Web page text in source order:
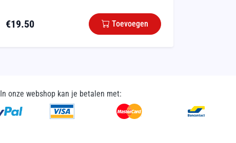
€19.50 Toevoegen
In onze webshop kan je betalen met: